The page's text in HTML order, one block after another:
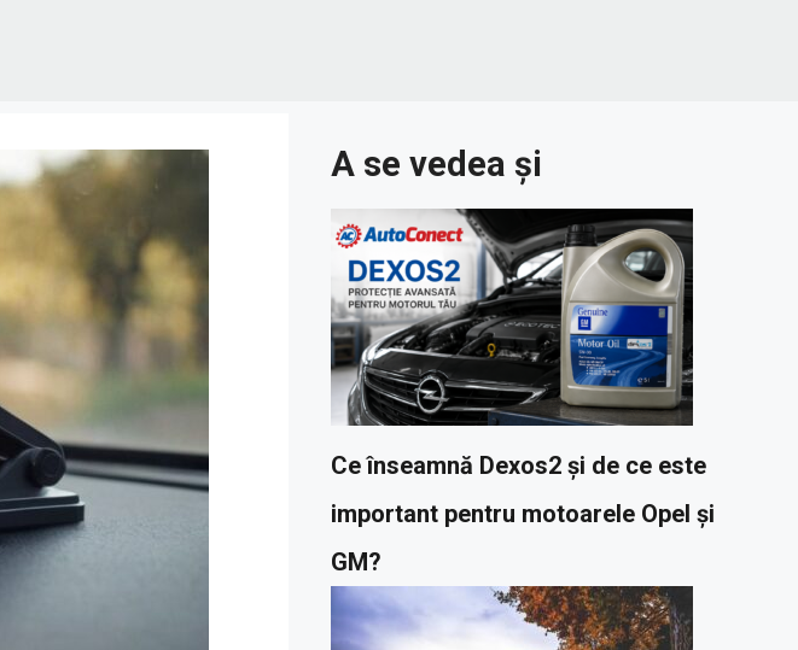
A se vedea și
Ce înseamnă Dexos2 și de ce este
important pentru motoarele Opel și
GM?